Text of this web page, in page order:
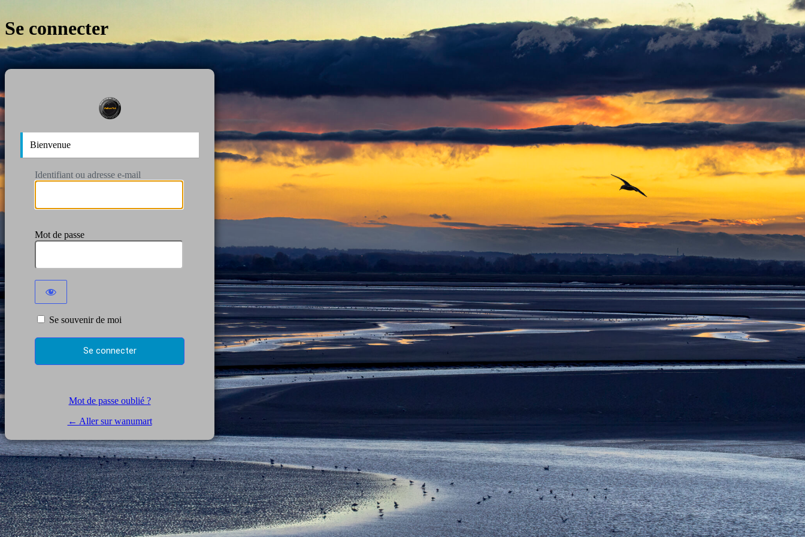
Se connecter
https://wanumart.be
Bienvenue
Identifiant ou adresse e-mail
Mot de passe
Se souvenir de moi
Mot de passe oublié ?
← Aller sur wanumart